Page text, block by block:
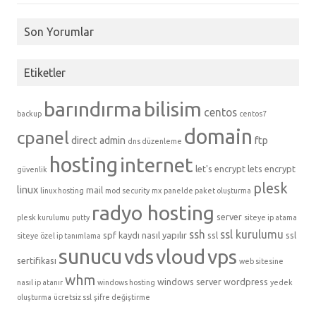
Son Yorumlar
Etiketler
backup barındırma bilisim centos centos7
cpaneldirect admin dns düzenleme domain ftp
güvenlik hosting internet let's encrypt lets encrypt
linux linux hosting mail mod security mx panelde paket oluşturma plesk
plesk kurulumu putty radyo hosting server siteye ip atama
siteye özel ip tanımlama spf kaydı nasıl yapılır ssh ssl ssl kurulumu ssl
sertifikası sunucuvdsvloudvps web sitesine
nasıl ip atanır whm windows hosting windows server wordpress yedek
oluşturma ücretsiz ssl şifre değiştirme